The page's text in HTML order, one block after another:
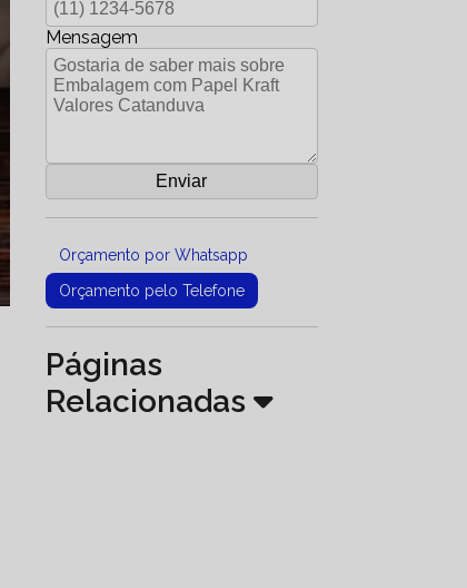
Mensagem
Orçamento por Whatsapp
Orçamento pelo Telefone
Páginas
Relacionadas